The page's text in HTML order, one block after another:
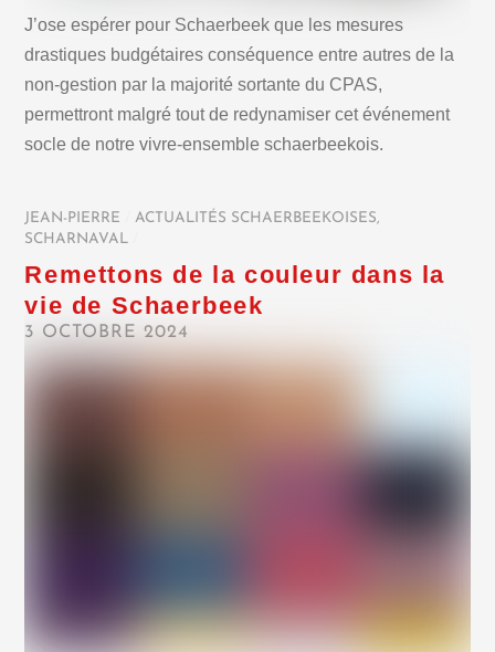
J’ose espérer pour Schaerbeek que les mesures
drastiques budgétaires conséquence entre autres de la
non-gestion par la majorité sortante du CPAS,
permettront malgré tout de redynamiser cet événement
socle de notre vivre-ensemble schaerbeekois.
JEAN-PIERRE ACTUALITÉS SCHAERBEEKOISES,
SCHARNAVAL
Remettons de la couleur dans la
vie de Schaerbeek
3 OCTOBRE 2024